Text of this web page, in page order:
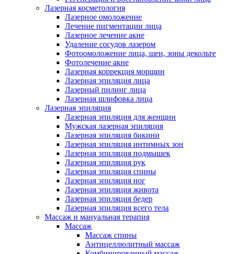
Лазерная косметология
Лазерное омоложение
Лечение пигментации лица
Лазерное лечение акне
Удаление сосудов лазером
Фотоомоложение лица, шеи, зоны декольте
Фотолечение акне
Лазерная коррекция морщин
Лазерная эпиляция лица
Лазерный пилинг лица
Лазерная шлифовка лица
Лазерная эпиляция
Лазерная эпиляция для женщин
Мужская лазерная эпиляция
Лазерная эпиляция бикини
Лазерная эпиляция интимных зон
Лазерная эпиляция подмышек
Лазерная эпиляция рук
Лазерная эпиляция спины
Лазерная эпиляция ног
Лазерная эпиляция живота
Лазерная эпиляция бедер
Лазерная эпиляция всего тела
Массаж и мануальная терапия
Массаж
Массаж спины
Антицеллюлитный массаж